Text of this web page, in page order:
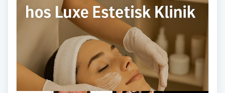
Medicinsk massage
Medium